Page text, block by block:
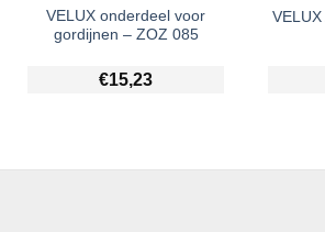
VELUX onderdeel voor
gordijnen – ZOZ 085
€15,23